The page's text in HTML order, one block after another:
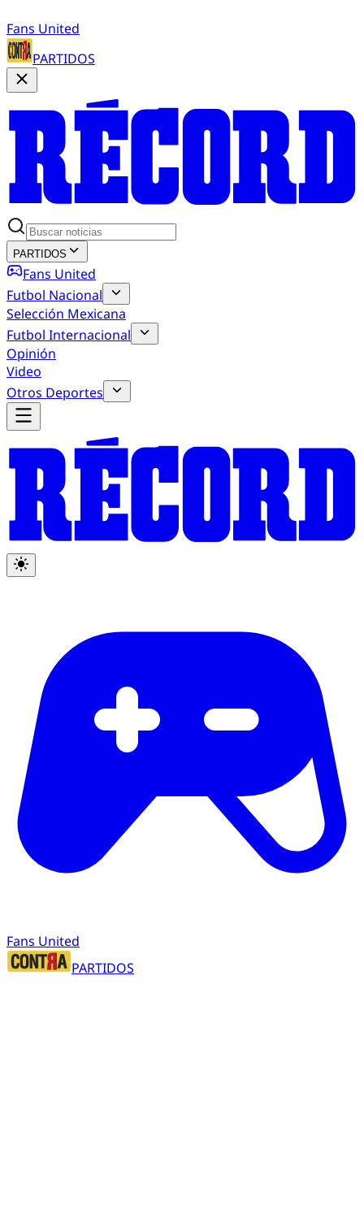
Fans United
PARTIDOS
PARTIDOS
Fans United
Futbol Nacional
Selección Mexicana
Futbol Internacional
Opinión
Video
Otros Deportes
Fans United
PARTIDOS